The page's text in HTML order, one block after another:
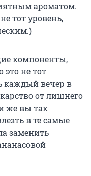
ароматом.
тот уровень,
компоненты,
не тот
каждый вечер в
от лишнего
же вы так
в те самые
заменить